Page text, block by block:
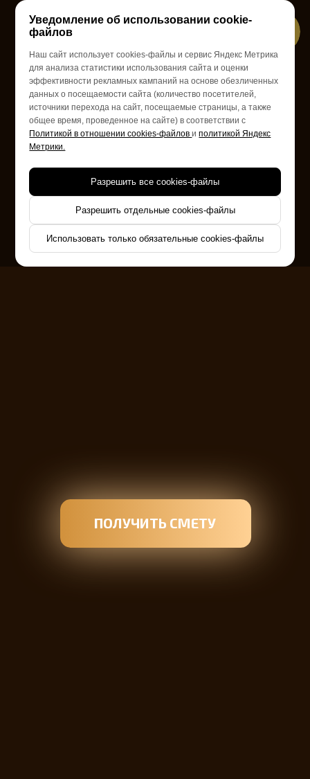
Уведомление об использовании cookie-
файлов
Наш сайт использует cookies-файлы и сервис Яндекс Метрика
для анализа статистики использования сайта и оценки
эффективности рекламных кампаний на основе обезличенных
данных о посещаемости сайта (количество посетителей,
источники перехода на сайт, посещаемые страницы, а также
общее время, проведенное на сайте) в соответствии с
Политикой в отношении cookies-файловиполитикой Яндекс
Метрики.
Разрешить все cookies-файлы
Разрешить отдельные cookies-файлы
Использовать только обязательные cookies-файлы
ул. Походная, 3
ФОРТ БОЯРД
ПОЛУЧИТЬ СМЕТУ
Уникальный формат тимбилдинга, направленный
на сплочение коллектива, повышение командного
духа и получение незабываемых эмоций.
КОРПОРАТИВЫ В ФОРМАТЕ